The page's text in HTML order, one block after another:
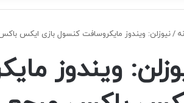
/نیوزلن: ویندوز مایکروسافت کنسول بازی ایکس
ویندوز